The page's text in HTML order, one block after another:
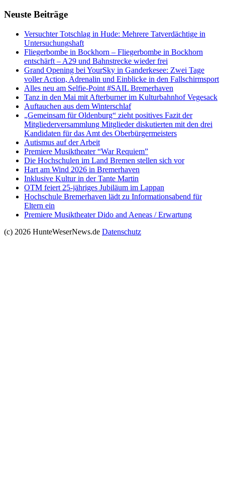
Neuste Beiträge
Versucht­er Totschlag in Hude: Mehrere Tatverdächtige in
Untersuchungshaft
Fliegerbombe in Bockhorn – Fliegerbombe in Bockhorn
entschärft – A29 und Bahnstrecke wieder frei
Grand Opening bei YourSky in Ganderkesee: Zwei Tage
voller Action, Adrenalin und Einblicke in den Fallschirmsport
Alles neu am Selfie-Point #SAIL Bremerhaven
Tanz in den Mai mit Afterburner im Kulturbahnhof Vegesack
Auftauchen aus dem Winterschlaf
„Gemeinsam für Oldenburg“ zieht positives Fazit der
Mitgliederversammlung Mitglieder diskutierten mit den drei
Kandidaten für das Amt des Oberbürgermeisters
Autismus auf der Arbeit
Premiere Musiktheater “War Requiem”
Die Hochschulen im Land Bremen stellen sich vor
Hart am Wind 2026 in Bremerhaven
Inklusive Kultur in der Tante Martin
OTM feiert 25-jähriges Jubiläum im Lappan
Hochschule Bremerhaven lädt zu Informationsabend für
Eltern ein
Premiere Musiktheater Dido and Aeneas / Erwartung
(c) 2026 HunteWeserNews.de Datenschutz